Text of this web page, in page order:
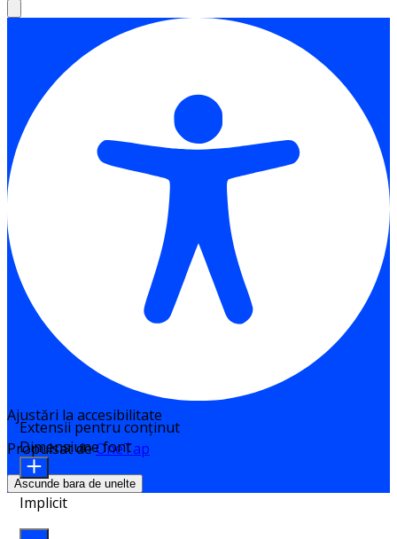
Ajustări la accesibilitate
Propulsat deOneTap
Ascunde bara de unelte
Extensii pentru conținut
Dimensiune font
Implicit